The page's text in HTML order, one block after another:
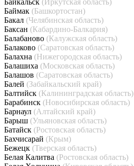
Байкальск (Иркутская область)
Баймак (Башкортостан)
Бакал (Челябинская область)
Баксан (Кабардино-Балкария)
Балабаново (Калужская область)
Балаково (Саратовская область)
Балахна (Нижегородская область)
Балашиха (Московская область)
Балашов (Саратовская область)
Балей (Забайкальский край)
Балтийск (Калининградская область)
Барабинск (Новосибирская область)
Барнаул (Алтайский край)
Барыш (Ульяновская область)
Батайск (Ростовская область)
Бахчисарай (Крым)
Бежецк (Тверская область)
Белая Калитва (Ростовская область)